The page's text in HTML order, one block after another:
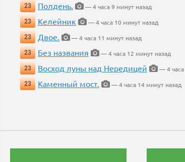
23
Полдень.
— 4 часа 9 минут назад
23
Келейник
— 4 часа 10 минут назад
23
Двое.
— 4 часа 11 минут назад
23
Без названия
— 4 часа 12 минут назад
23
Восход луны над Нередицей
— 4 часа
23
Каменный мост. — 4 часа 14 минут назад